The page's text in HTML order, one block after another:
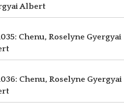
Albert
Chenu, Roselyne Gyergyai
Chenu, Roselyne Gyergyai